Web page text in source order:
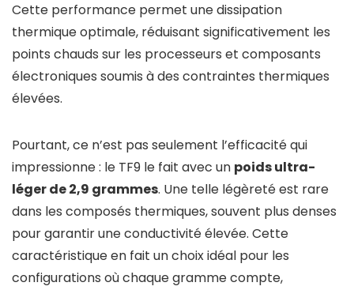
Cette performance permet une dissipation
thermique optimale, réduisant significativement les
points chauds sur les processeurs et composants
électroniques soumis à des contraintes thermiques
élevées.
Pourtant, ce n’est pas seulement l’efficacité qui
impressionne : le TF9 le fait avec un poids ultra-
léger de 2,9 grammes. Une telle légèreté est rare
dans les composés thermiques, souvent plus denses
pour garantir une conductivité élevée. Cette
caractéristique en fait un choix idéal pour les
configurations où chaque gramme compte,